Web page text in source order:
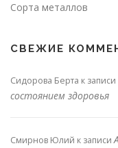
Сорта металлов
СВЕЖИЕ
Сидорова Берта к записи
состоянием здоровья
Смирнов Юлий к записи